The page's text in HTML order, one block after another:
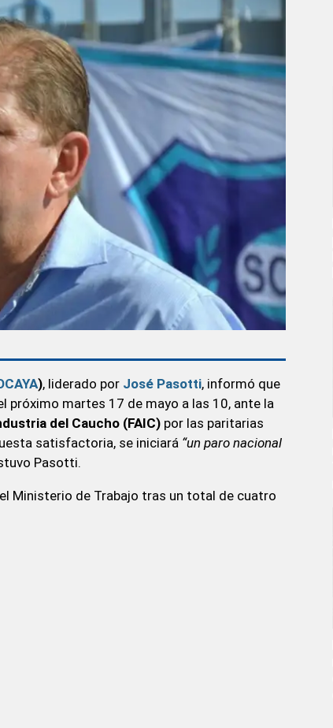
), liderado por José Pasotti, informó que
próximo martes 17 de mayo a las 10, ante la
del Caucho (FAIC) por las paritarias
satisfactoria, se iniciará “un paro nacional
Pasotti.
Ministerio de Trabajo tras un total de cuatro